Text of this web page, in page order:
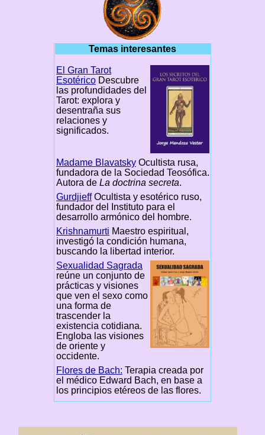
Temas interesantes
El Gran Tarot
EsotéricoDescubre
las profundidades del
Tarot: explora y
desentraña sus
relaciones y
significados.
Madame BlavatskyOcultista rusa,
fundadora de la Sociedad Teosófica.
Autora de La doctrina secreta.
GurdjieffOcultista y esotérico ruso,
fundador del Instituto para el
desarrollo armónico del hombre.
Krishnamurti Maestro espiritual,
investigó la condición humana,
buscando la libertad interior.
Sexualidad Sagrada
reúne un conjunto de
prácticas y visiones
que ven el sexo como
una forma de
trascender la
existencia cotidiana.
Engloba las visiones
de oriente y
occidente.
Flores de Bach: Terapia creada por
el médico Edward Bach, en base a
los principios etéreos de las flores.